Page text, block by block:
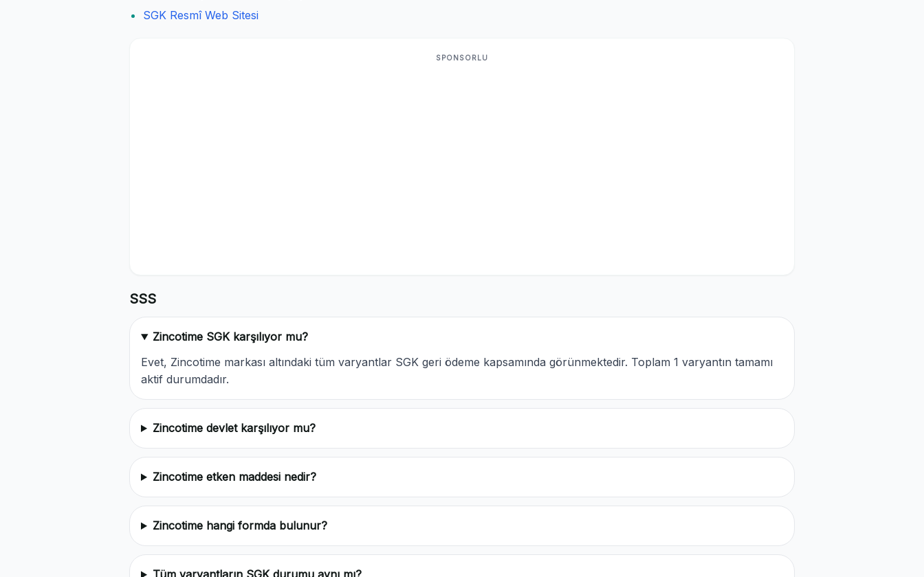
SGK Resmî Web Sitesi
SPONSORLU
SSS
Zincotime SGK karşılıyor mu?
Evet, Zincotime markası altındaki tüm varyantlar SGK geri ödeme kapsamında görünmektedir. Toplam 1 varyantın tamamı
aktif durumdadır.
Zincotime devlet karşılıyor mu?
Zincotime etken maddesi nedir?
Zincotime hangi formda bulunur?
Tüm varyantların SGK durumu aynı mı?